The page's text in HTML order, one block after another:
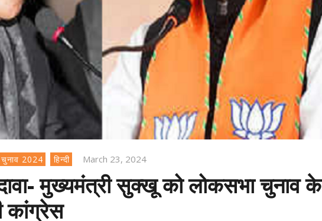
2024 हिन्दी March 23, 2024
मुख्यमंत्री सुक्खू को लोकसभा चुनाव के
कांग्रेस